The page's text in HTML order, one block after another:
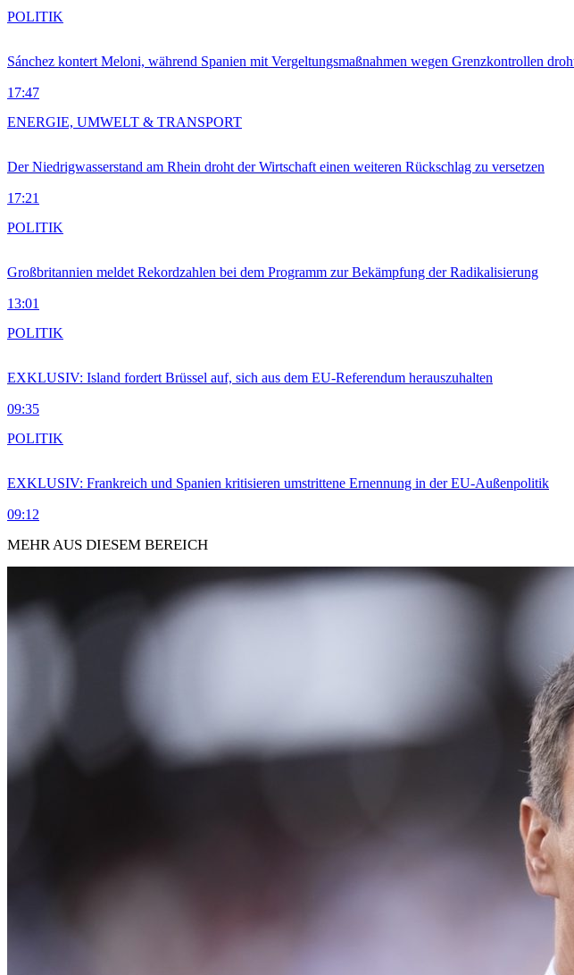
Sánchez kontert Meloni, während Spanien mit Vergeltungsmaßnahmen wegen Grenzkontrollen
17:47
POLITIK
Der Niedrigwasserstand am Rhein droht der Wirtschaft einen weiteren Rückschlag zu versetzen
17:21
ENERGIE, UMWELT & TRANSPORT
Großbritannien meldet Rekordzahlen bei dem Programm zur Bekämpfung der Radikalisierung
13:01
POLITIK
EXKLUSIV: Island fordert Brüssel auf, sich aus dem EU-Referendum herauszuhalten
09:35
POLITIK
EXKLUSIV: Frankreich und Spanien kritisieren umstrittene Ernennung in der EU-Außenpolitik
09:12
POLITIK
MEHR AUS DIESEM BEREICH